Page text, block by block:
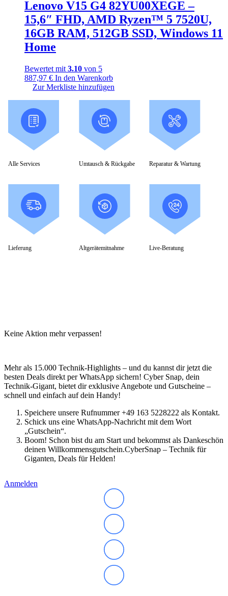
Lenovo V15 G4 82YU00XEGE –
15,6″ FHD, AMD Ryzen™ 5 7520U,
16GB RAM, 512GB SSD, Windows 11
Home
Bewertet mit 3.10 von 5
887,97 € In den Warenkorb
Zur Merkliste hinzufügen
Alle Services Umtausch & Rückgabe Reparatur & Wartung
Lieferung Altgerätemitnahme Live-Beratung
Keine Aktion mehr verpassen!
Mehr als 15.000 Technik-Highlights – und du kannst dir jetzt die
besten Deals direkt per WhatsApp sichern! Cyber Snap, dein
Technik-Gigant, bietet dir exklusive Angebote und Gutscheine –
schnell und einfach auf dein Handy!
Speichere unsere Rufnummer +49 163 5228222 als Kontakt.
Schick uns eine WhatsApp-Nachricht mit dem Wort
„Gutschein“.
Boom! Schon bist du am Start und bekommst als Dankeschön
deinen Willkommensgutschein.CyberSnap – Technik für
Giganten, Deals für Helden!
Anmelden